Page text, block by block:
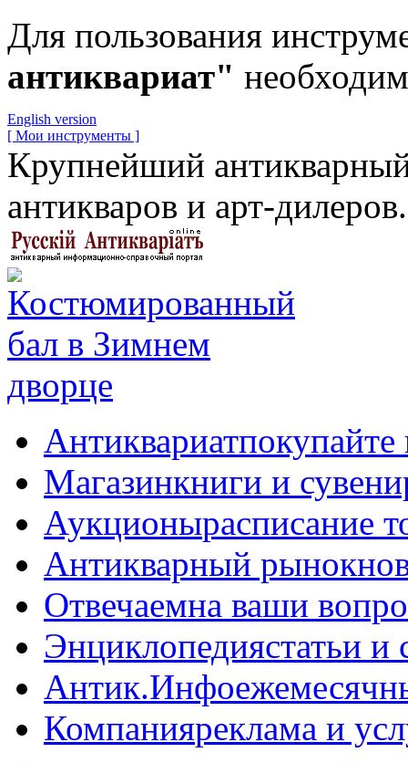
Для пользования
антиквариат"
English version
[ Мои инструменты ]
Крупнейший
антикваров и арт-дилеров.
Антиквариатпокупайте
Магазинкниги и
Аукционырасписание
Антикварный рынок
Отвечаемна ваши
Энциклопедиястатьи и
Антик.Инфо
Компанияреклама и